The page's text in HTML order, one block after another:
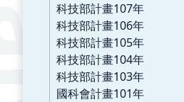
科技部計畫107年
科技部計畫106年
科技部計畫105年
科技部計畫104年
科技部計畫103年
國科會計畫101年